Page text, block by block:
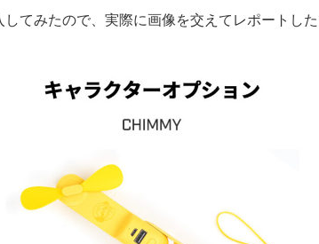
てみたので、実際に画像を交えてレポートした